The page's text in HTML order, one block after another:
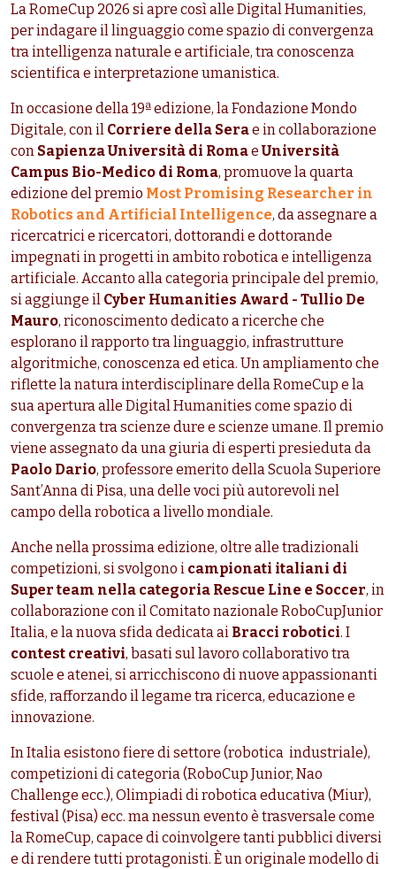
La RomeCup 2026 si apre così alle Digital Humanities,
per indagare il linguaggio come spazio di convergenza
tra intelligenza naturale e artificiale, tra conoscenza
scientifica e interpretazione umanistica.
In occasione della 19ª edizione, la Fondazione Mondo
Digitale, con il Corriere della Serae in collaborazione
con Sapienza Università di RomaeUniversità
Campus Bio-Medico di Roma, promuove la quarta
edizione del premio Most Promising Researcher in
Robotics and Artificial Intelligence, da assegnare a
ricercatrici e ricercatori, dottorandi e dottorande
impegnati in progetti in ambito robotica e intelligenza
artificiale. Accanto alla categoria principale del premio,
si aggiunge il Cyber Humanities Award - Tullio De
Mauro, riconoscimento dedicato a ricerche che
esplorano il rapporto tra linguaggio, infrastrutture
algoritmiche, conoscenza ed etica. Un ampliamento che
riflette la natura interdisciplinare della RomeCup e la
sua apertura alle Digital Humanities come spazio di
convergenza tra scienze dure e scienze umane. Il premio
viene assegnato da una giuria di esperti presieduta da
Paolo Dario, professore emerito della Scuola Superiore
Sant’Anna di Pisa, una delle voci più autorevoli nel
campo della robotica a livello mondiale.
Anche nella prossima edizione, oltre alle tradizionali
competizioni, si svolgono i campionati italiani di
Super team nella categoria Rescue Line e Soccer, in
collaborazione con il Comitato nazionale RoboCupJunior
Italia, e la nuova sfida dedicata ai Bracci robotici. I
contest creativi, basati sul lavoro collaborativo tra
scuole e atenei, si arricchiscono di nuove appassionanti
sfide, rafforzando il legame tra ricerca, educazione e
innovazione.
In Italia esistono fiere di settore (robotica industriale),
competizioni di categoria (RoboCup Junior, Nao
Challenge ecc.), Olimpiadi di robotica educativa (Miur),
festival (Pisa) ecc. ma nessun evento è trasversale come
la RomeCup, capace di coinvolgere tanti pubblici diversi
e di rendere tutti protagonisti. È un originale modello di